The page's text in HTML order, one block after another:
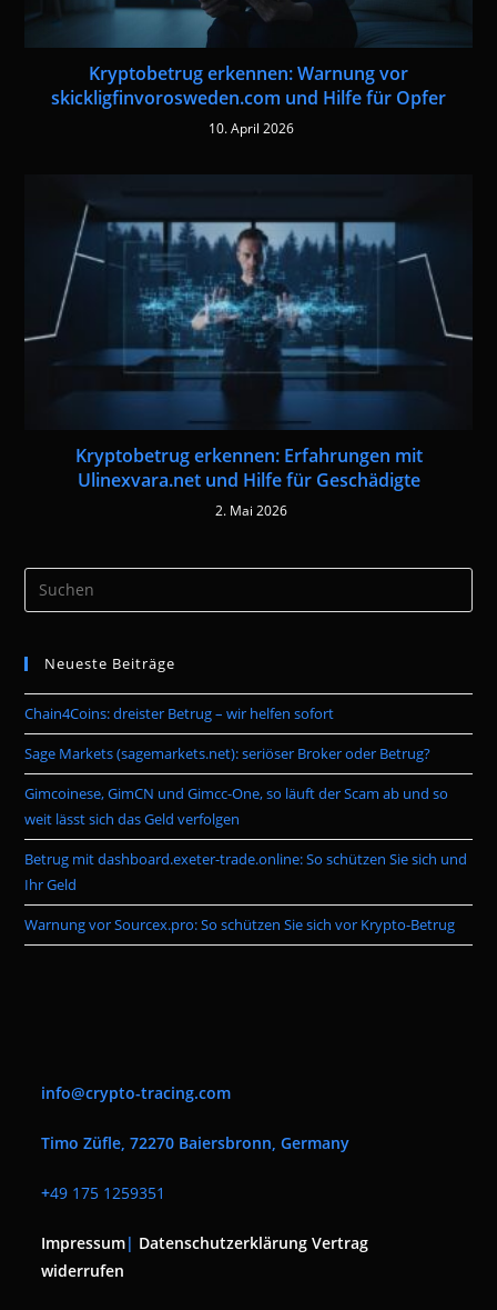
Kryptobetrug erkennen: Warnung vor
skickligfinvorosweden.com und Hilfe für Opfer
10. April 2026
Kryptobetrug erkennen: Erfahrungen mit
Ulinexvara.net und Hilfe für Geschädigte
2. Mai 2026
the
Neueste Beiträge
Chain4Coins: dreister Betrug – wir helfen sofort
Sage Markets (sagemarkets.net): seriöser Broker oder Betrug?
Gimcoinese, GimCN und Gimcc-One, so läuft der Scam ab und so
weit lässt sich das Geld verfolgen
Betrug mit dashboard.exeter-trade.online: So schützen Sie sich und
Ihr Geld
Warnung vor Sourcex.pro: So schützen Sie sich vor Krypto-Betrug
info@crypto-tracing.com
Timo Züfle, 72270 Baiersbronn, Germany
+49 175 1259351
Impressum| Datenschutzerklärung Vertrag
widerrufen